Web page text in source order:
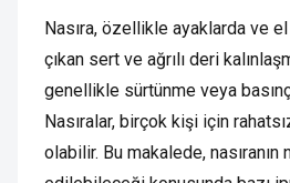
Nasıra, özellikle ayaklarda ve
çıkan sert ve ağrılı deri
genellikle sürtünme veya
Nasıralar, birçok kişi için
olabilir. Bu makalede, nasıranın